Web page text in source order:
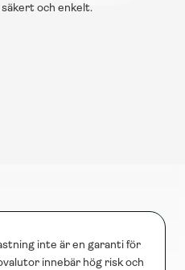
och enkelt.
inte är en garanti för
innebär hög risk och